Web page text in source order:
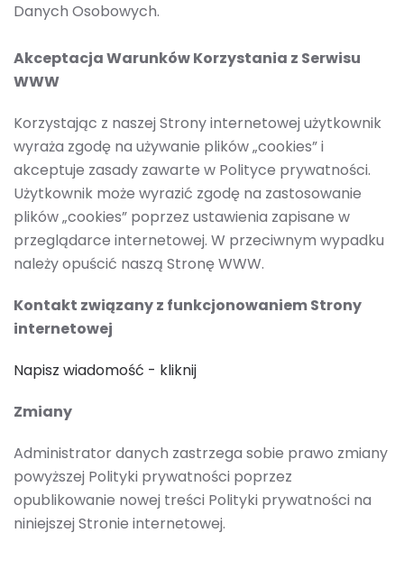
Danych Osobowych.
Akceptacja Warunków Korzystania z Serwisu
WWW
Korzystając z naszej Strony internetowej użytkownik
wyraża zgodę na używanie plików „cookies” i
akceptuje zasady zawarte w Polityce prywatności.
Użytkownik może wyrazić zgodę na zastosowanie
plików „cookies” poprzez ustawienia zapisane w
przeglądarce internetowej. W przeciwnym wypadku
należy opuścić naszą Stronę WWW.
Kontakt związany z funkcjonowaniem Strony
internetowej
Napisz wiadomość - kliknij
Zmiany
Administrator danych zastrzega sobie prawo zmiany
powyższej Polityki prywatności poprzez
opublikowanie nowej treści Polityki prywatności na
niniejszej Stronie internetowej.